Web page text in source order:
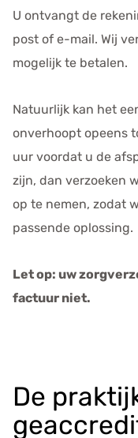
U ontvangt de
post of e-mail. Wij
mogelijk te betalen.
Natuurlijk kan het
onverhoopt opeens
uur voordat u de
zijn, dan verzoeken
op te nemen, zodat
passende oplossing.
Let op: uw
factuur niet.
De